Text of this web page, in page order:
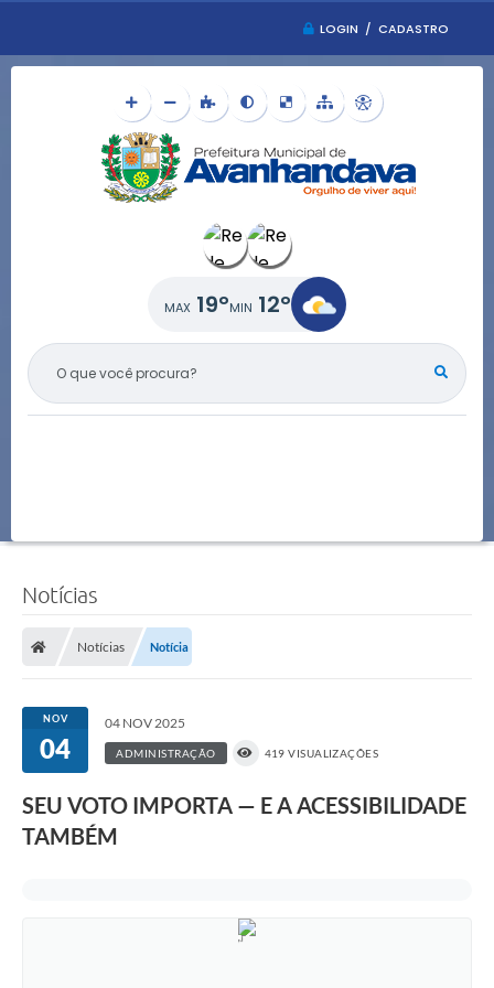
LOGIN / CADASTRO
O QUE VOCÊ PROCURA?
19° 12°
Notícias
Notícias Notícia
NOV
04
04 NOV 2025
ADMINISTRAÇÃO 419 VISUALIZAÇÕES
SEU VOTO IMPORTA — E A ACESSIBILIDADE
TAMBÉM